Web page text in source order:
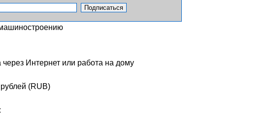
через Интернет или работа на дому
рублей (RUB)